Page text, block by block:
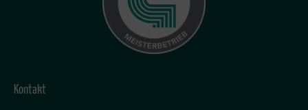
Kontakt